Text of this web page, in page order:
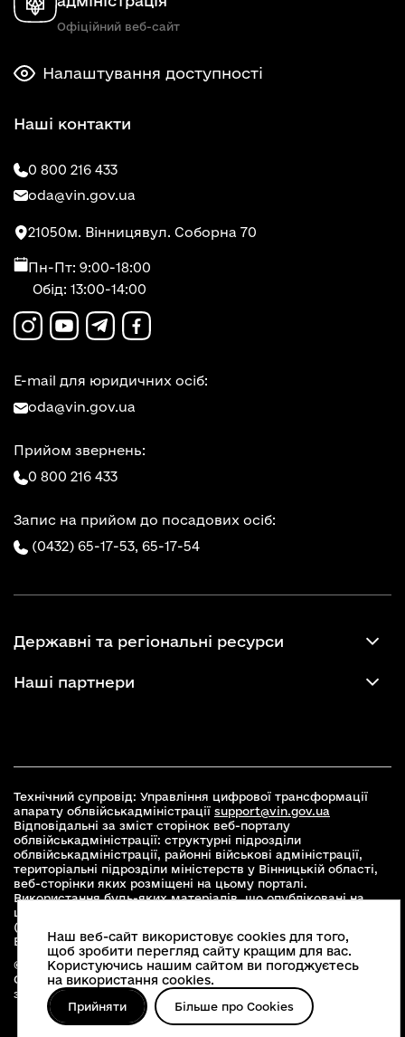
Офіційний веб-сайт
Налаштування доступності
Наші контакти
0 800 216 433
oda@vin.gov.ua
21050м. Вінницявул. Соборна 70
Пн-Пт: 9:00-18:00
Обід: 13:00-14:00
E-mail для юридичних осіб:
oda@vin.gov.ua
Прийом звернень:
0 800 216 433
Запис на прийом до посадових осіб:
(0432) 65-17-53, 65-17-54
Державні та регіональні ресурси
Наші партнери
Технічний супровід: Управління цифрової трансформації
апарату облвійськадміністрації support@vin.gov.ua
Відповідальні за зміст сторінок веб-порталу
облвійськадміністрації: структурні підрозділи
облвійськадміністрації, районні військові адміністрації,
територіальні підрозділи міністерств у Вінницькій області,
веб-сторінки яких розміщені на цьому порталі.
Використання будь-яких матеріалів, що опубліковані на
цьому сайті, дозволяється при умові зазначення посилання
(для інтернет-видань - гіперпосилання) на офіційний сайт
Вінницької облвійськадміністраціїwww.vin.gov.ua .
© 2026 Весь контент доступний за ліцензією Creative
Commons Attribution 4.0 International license, якщо не
зазначено інше
Наш веб-сайт використовує cookies для того,
щоб зробити перегляд сайту кращим для вас.
Користуючись нашим сайтом ви погоджуєтесь
на використання cookies.
Прийняти Більше про Cookies